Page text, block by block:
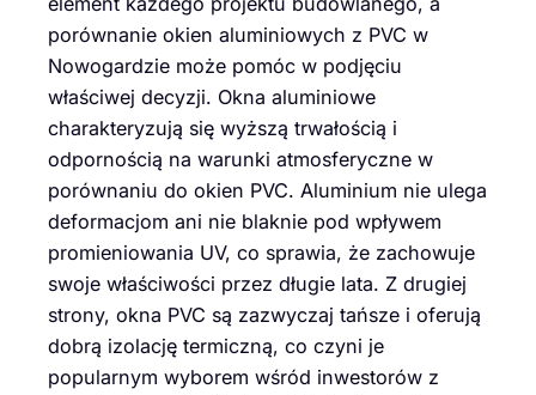
porównanie okien aluminiowych z PVC w
Nowogardzie może pomóc w podjęciu
właściwej decyzji. Okna aluminiowe
charakteryzują się wyższą trwałością i
odpornością na warunki atmosferyczne w
porównaniu do okien PVC. Aluminium nie ulega
deformacjom ani nie blaknie pod wpływem
promieniowania UV, co sprawia, że zachowuje
swoje właściwości przez długie lata. Z drugiej
strony, okna PVC są zazwyczaj tańsze i oferują
dobrą izolację termiczną, co czyni je
popularnym wyborem wśród inwestorów z